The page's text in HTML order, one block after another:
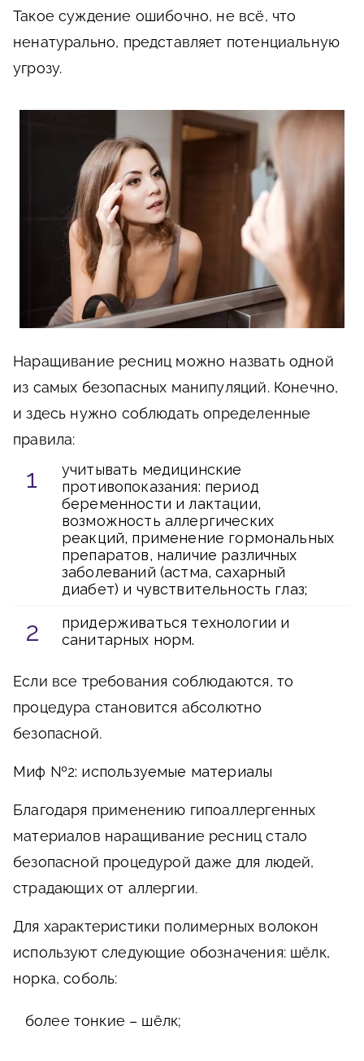
Такое суждение ошибочно, не всё, что
ненатурально, представляет потенциальную
угрозу.
Наращивание ресниц можно назвать одной
из самых безопасных манипуляций. Конечно,
и здесь нужно соблюдать определенные
правила:
учитывать медицинские
противопоказания: период
беременности и лактации,
возможность аллергических
реакций, применение гормональных
препаратов, наличие различных
заболеваний (астма, сахарный
диабет) и чувствительность глаз;
придерживаться технологии и
санитарных норм.
Если все требования соблюдаются, то
процедура становится абсолютно
безопасной.
Миф №2: используемые материалы
Благодаря применению гипоаллергенных
материалов наращивание ресниц стало
безопасной процедурой даже для людей,
страдающих от аллергии.
Для характеристики полимерных волокон
используют следующие обозначения: шёлк,
норка, соболь:
более тонкие – шёлк;